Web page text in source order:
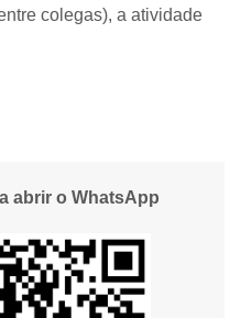
colegas), a atividade
abrir o WhatsApp